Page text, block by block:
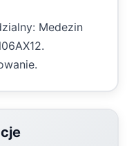
Medezin